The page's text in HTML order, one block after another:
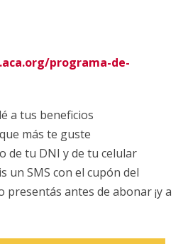
programa-de-
a tus beneficios
más te guste
de tu DNI y de tu celular
un SMS con el cupón del
presentás antes de abonar ¡y a